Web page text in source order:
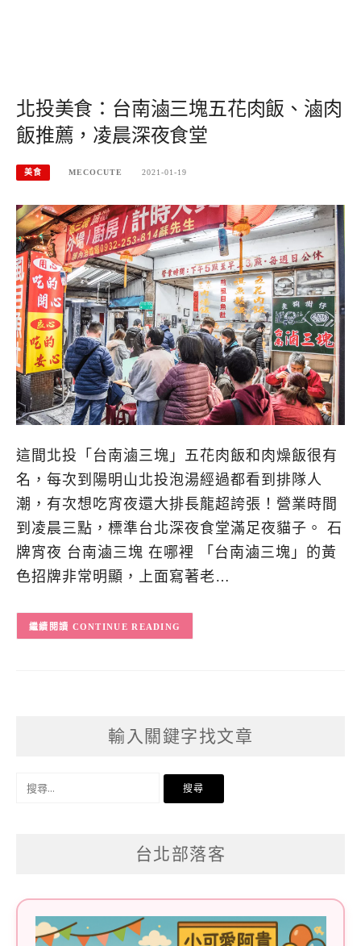
北投美食：台南滷三塊五花肉飯、滷肉
飯推薦，凌晨深夜食堂
美食 MECOCUTE 2021-01-19
這間北投「台南滷三塊」五花肉飯和肉燥飯很有
名，每次到陽明山北投泡湯經過都看到排隊人
潮，有次想吃宵夜還大排長龍超誇張！營業時間
到凌晨三點，標準台北深夜食堂滿足夜貓子。 石
牌宵夜 台南滷三塊 在哪裡 「台南滷三塊」的黃
色招牌非常明顯，上面寫著老…
CONTINUE READING
輸入關鍵字找文章
搜
台北部落客